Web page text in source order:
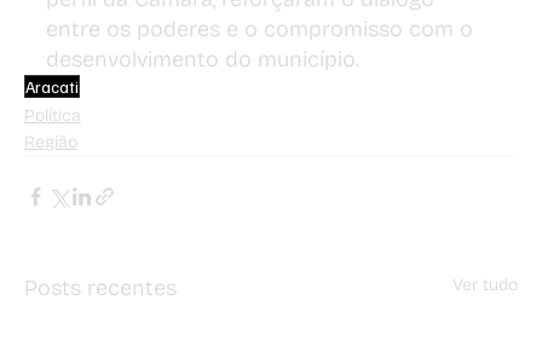
entre os poderes e o compromisso com o
desenvolvimento do município.
Aracati
Política
Região
Posts recentes Ver tudo